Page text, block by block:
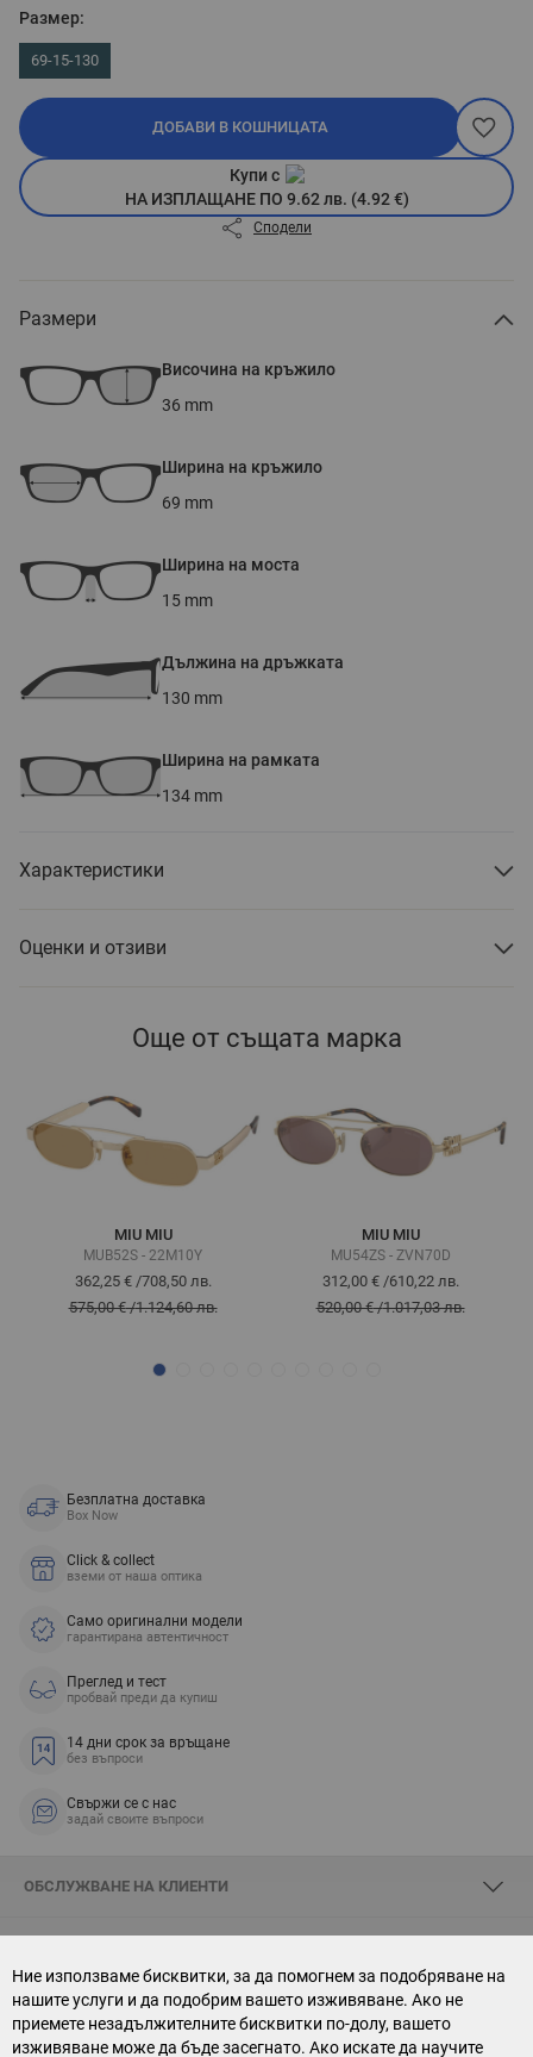
Ние използваме бисквитки, за да помогнем за подобряване на
нашите услуги и да подобрим вашето изживяване. Ако не
приемете незадължителните бисквитки по-долу, вашето
изживяване може да бъде засегнато. Ако искате да научите
Размер:
69-15-130
ДОБАВИ В КОШНИЦАТА
Купи с
НА ИЗПЛАЩАНЕ ПО 9.62 лв. (4.92 €)
Сподели
Размери
Височина на кръжило
36 mm
Ширина на кръжило
69 mm
Ширина на моста
15 mm
Дължина на дръжката
130 mm
Ширина на рамката
134 mm
Характеристики
Оценки и отзиви
Още от същата марка
MIU MIU
MUB52S - 22M10Y
362,25 €/708,50 лв.
575,00 €/1.124,60 лв.
MIU MIU
MU54ZS - ZVN70D
312,00 €/610,22 лв.
520,00 €/1.017,03 лв.
Безплатна доставка
Box Now
Click & collect
вземи от наша оптика
Само оригинални модели
гарантирана автентичност
Преглед и тест
пробвай преди да купиш
14 дни срок за връщане
без въпроси
Свържи се с нас
задай своите въпроси
ОБСЛУЖВАНЕ НА КЛИЕНТИ
СВЪРЖИ СЕ С НАС